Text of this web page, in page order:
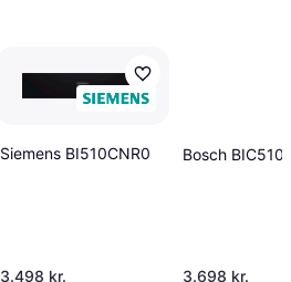
Siemens BI510CNR0
3.498 kr.
Bosch
3.698 kr.